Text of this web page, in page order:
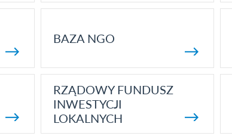
BAZA NGO
RZĄDOWY FUNDUSZ
INWESTYCJI
LOKALNYCH